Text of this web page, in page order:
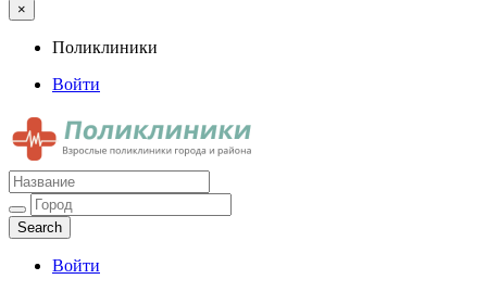
×
Поликлиники
Войти
Поликлиники
Взрослые поликлиники города и района
Войти